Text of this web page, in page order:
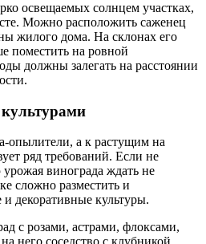
освещаемых солнцем участках,
Можно расположить саженец
жилого дома. На склонах его
поместить на ровной
должны залегать на расстоянии
опылители, а к растущим на
ряд требований. Если не
винограда ждать не
сложно разместить и
декоративные культуры.
с розами, астрами, флоксами,